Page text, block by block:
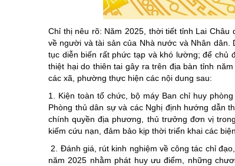
Chỉ thị nêu rõ: Năm 2025, thời tiết tỉnh Lai
về người và tài sản của Nhà nước và Nhân
tục diễn biến rất phức tạp và khó lường; để chủ
thiệt hại do thiên tai gây ra trên địa bàn tỉnh
các xã, phường thực hiện các nội dung sau:
1. Kiện toàn tổ chức, bộ máy Ban chỉ huy
Phòng thủ dân sự và các Nghị định hướng dẫn
chính quyền địa phương, thủ trưởng đơn vị
kiếm cứu nạn, đảm bảo kịp thời triển khai các
2. Đánh giá, rút kinh nghiệm về công tác chỉ
năm 2025 nhằm phát huy ưu điểm, những